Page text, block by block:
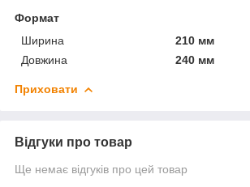
Формат
Ширина
210 мм
Довжина
240 мм
Приховати
Відгуки про товар
Ще немає відгуків про цей товар